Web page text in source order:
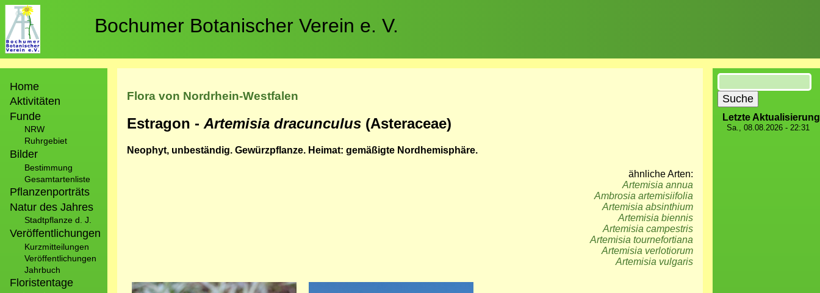
Direkt
zum
Inhalt
Bochumer Botanischer Verein e. V.
Home
Aktivitäten
Funde
NRW
Ruhrgebiet
Bilder
Bestimmung
Gesamtartenliste
Pflanzenporträts
Natur des Jahres
Stadtpflanze d. J.
Veröffentlichungen
Kurzmitteilungen
Veröffentlichungen
Jahrbuch
Floristentage
Flora von Nordrhein-Westfalen
Estragon - Artemisia dracunculus (Asteraceae)
Neophyt, unbeständig. Gewürzpflanze. Heimat: gemäßigte Nordhemisphäre.
ähnliche Arten:
Artemisia annua
Ambrosia artemisiifolia
Artemisia absinthium
Artemisia biennis
Artemisia campestris
Artemisia tournefortiana
Artemisia verlotiorum
Artemisia vulgaris
Bild
Suche
Letzte Aktualisierung
Sa., 08.08.2026 - 22:31